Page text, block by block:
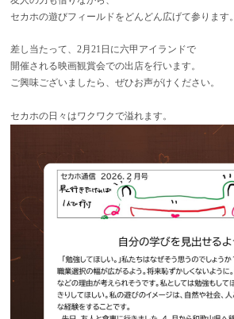
セカホの遊びフィールドをどんどん広げて参ります。
差し当たって、2月21日に六甲アイランドで
開催される映画観賞会での出店を行います。
ご興味ございましたら、ぜひお声がけください。
セカホの日々はワクワクで溢れます。